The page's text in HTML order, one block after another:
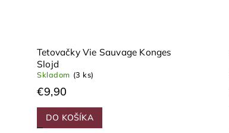
Tetovačky Vie Sauvage Konges
Slojd
Skladom (3 ks)
€9,90
DO KOŠÍKA